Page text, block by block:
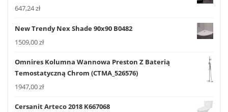
647,24zł
New Trendy Nex Shade 90x90 B0482
1509,00zł
Omnires Kolumna Wannowa Preston Z Baterią
Temostatyczną Chrom (CTMA_526576)
1947,00zł
Cersanit Arteco 2018 K667068